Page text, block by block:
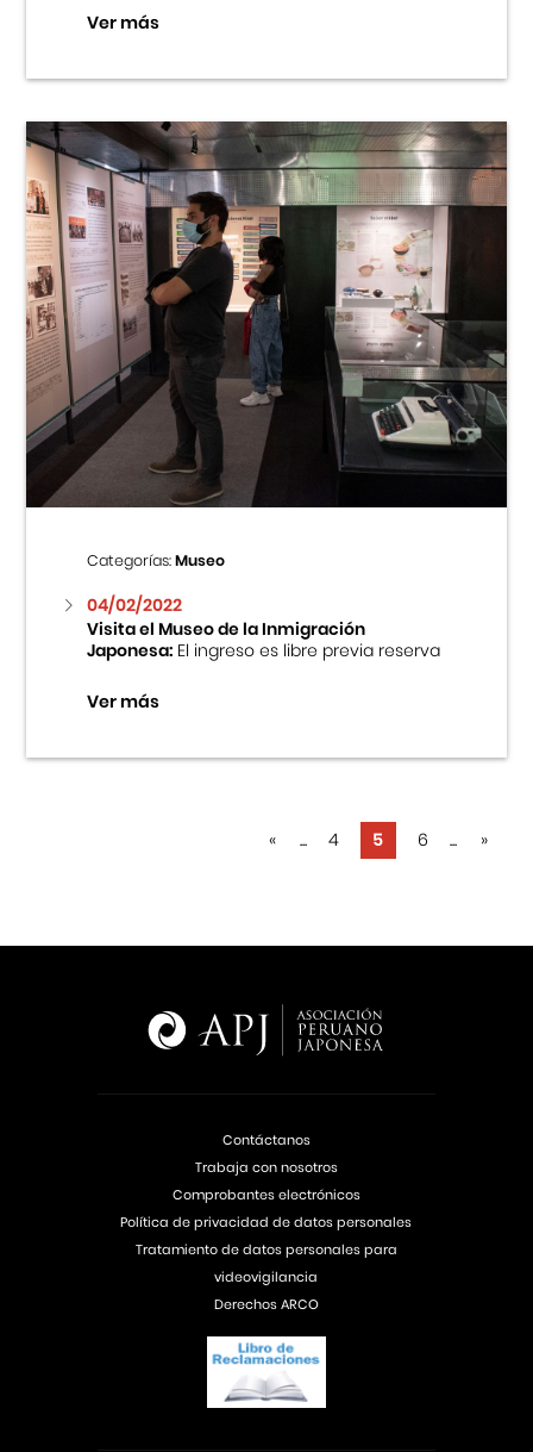
Ver más
Categorías:Museo
04/02/2022
Visita el Museo de la Inmigración
Japonesa:El ingreso es libre previa reserva
Ver más
« ... 4 5 6 ... »
Contáctanos
Trabaja con nosotros
Comprobantes electrónicos
Política de privacidad de datos personales
Tratamiento de datos personales para
videovigilancia
Derechos ARCO